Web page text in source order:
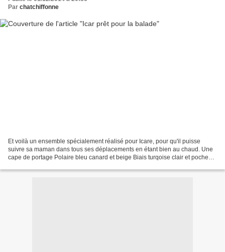
Par chatchiffonne
Et voilà un ensemble spécialement réalisé pour Icare, pour qu'il puisse
suivre sa maman dans tous ses déplacements en étant bien au chaud. Une
cape de portage Polaire bleu canard et beige Biais turqoise clair et poche